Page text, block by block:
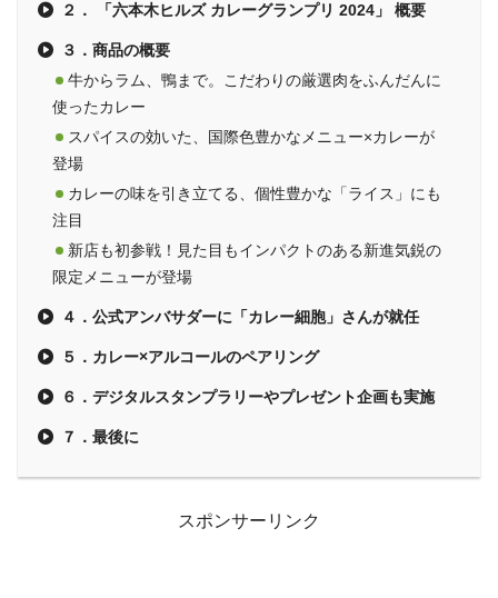
２． 「六本木ヒルズ カレーグランプリ 2024」 概要
３．商品の概要
牛からラム、鴨まで。こだわりの厳選肉をふんだんに
使ったカレー
スパイスの効いた、国際色豊かなメニュー×カレーが
登場
カレーの味を引き立てる、個性豊かな「ライス」にも
注目
新店も初参戦！見た目もインパクトのある新進気鋭の
限定メニューが登場
４．公式アンバサダーに「カレー細胞」さんが就任
５．カレー×アルコールのペアリング
６．デジタルスタンプラリーやプレゼント企画も実施
７．最後に
スポンサーリンク